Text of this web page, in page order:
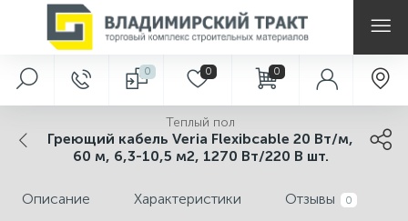
0 0 0
Теплый пол
Греющий кабель Veria Flexibcable 20 Вт/м,
60 м, 6,3-10,5 м2, 1270 Вт/220 В шт.
Описание Характеристики Отзывы 0
Контакты
Схема комплекса
Контакты
Услуги
3D моделирование дизайна плитки
Аренда инструмента